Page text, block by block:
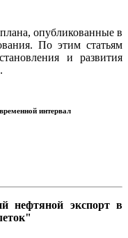
опубликованные в
По этим статьям
и развития
интервал
нефтяной экспорт в